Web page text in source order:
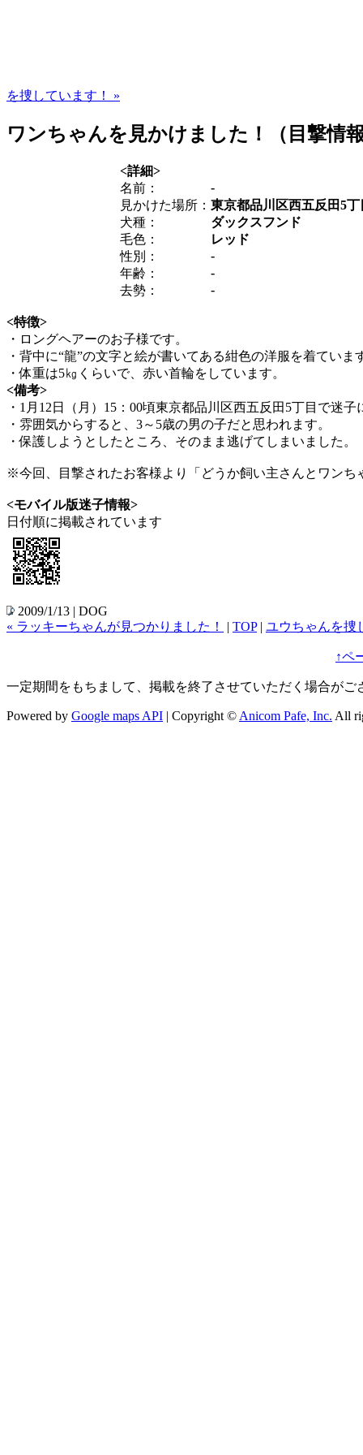
を捜しています！ »
ワンちゃんを見かけました！（目撃情
<詳細>
名前：
-
見かけた場所： 東京都品川区西五反田5丁
犬種：
ダックスフンド
毛色：
レッド
性別：
-
年齢：
-
去勢：
-
<特徴>
・ロングヘアーのお子様です。
・背中に“龍”の文字と絵が書いてある紺色の洋服を着ていま
・体重は5㎏くらいで、赤い首輪をしています。
<備考>
・1月12日（月）15：00頃東京都品川区西五反田5丁目で迷
・雰囲気からすると、3～5歳の男の子だと思われます。
・保護しようとしたところ、そのまま逃げてしまいました。
※今回、目撃されたお客様より「どうか飼い主さんとワン
<モバイル版迷子情報>
日付順に掲載されています
2009/1/13 | DOG
« ラッキーちゃんが見つかりました！
| TOP| ユウちゃんを捜
↑ペ
一定期間をもちまして、掲載を終了させていただく場合がご
Powered by Google maps API | Copyright © Anicom Pafe, Inc. All